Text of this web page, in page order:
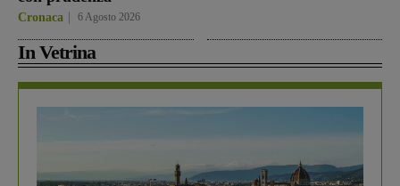
Cronaca 6 Agosto 2026
In Vetrina